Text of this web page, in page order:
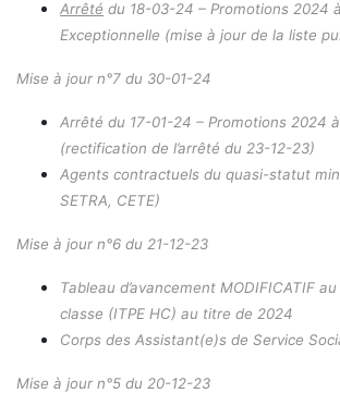
Arrêté du 18-03-24 – Promotions 2024
Exceptionnelle (mise à jour de la liste
Mise à jour n°7 du 30-01-24
Arrêté du 17-01-24 – Promotions 2024
(rectification de l’arrêté du 23-12-23)
Agents contractuels du quasi-statut
SETRA, CETE)
Mise à jour n°6 du 21-12-23
Tableau d’avancement MODIFICATIF
classe (ITPE HC) au titre de 2024
Corps des Assistant(e)s de Service
Mise à jour n°5 du 20-12-23